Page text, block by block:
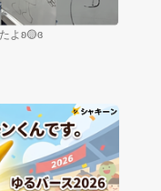
よʚ🟡ɞ